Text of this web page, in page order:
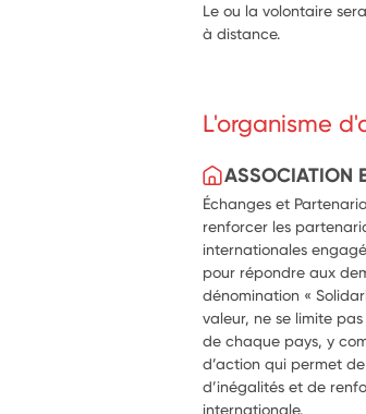
Le ou la volontaire
à distance.
L'organisme
ASSOCIATION
Échanges et
renforcer les
internationales
pour répondre aux
dénomination «
valeur, ne se limite
de chaque pays, y
d’action qui permet
d’inégalités et de
internationale.